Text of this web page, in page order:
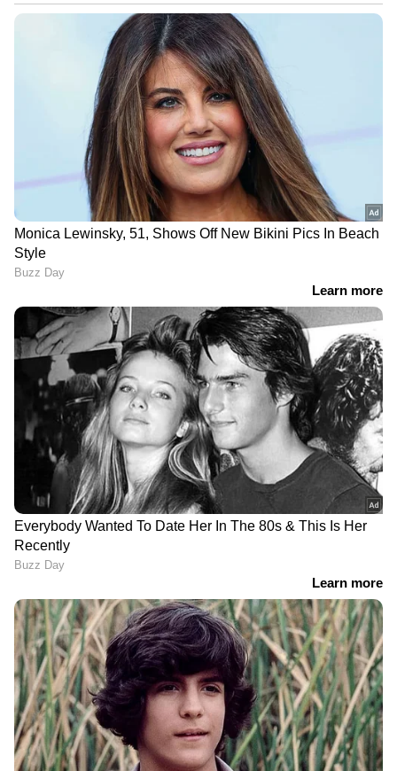
റിബേഷുള്‍പ്പെടെയുള്ളവര്‍ക്കെതിരെ കലാപ
ശ്രമത്തിന് കേസെടുക്കണമെന്നാവശ്യപ്പെട്ട്
യൂത്ത് ലീഗ് രംഗത്തെത്തി.